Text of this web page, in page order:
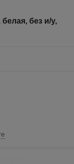
без и/у,